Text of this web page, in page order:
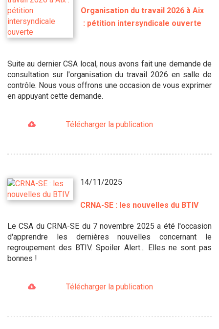
Organisation du travail 2026 à Aix
: pétition intersyndicale ouverte
Suite au dernier CSA local, nous avons fait une demande de
consultation sur l'organisation du travail 2026 en salle de
contrôle. Nous vous offrons une occasion de vous exprimer
en appuyant cette demande.
Télécharger la publication
14/11/2025
CRNA-SE : les nouvelles du BTIV
Le CSA du CRNA-SE du 7 novembre 2025 a été l'occasion
d'apprendre les dernières nouvelles concernant le
regroupement des BTIV. Spoiler Alert... Elles ne sont pas
bonnes !
Télécharger la publication